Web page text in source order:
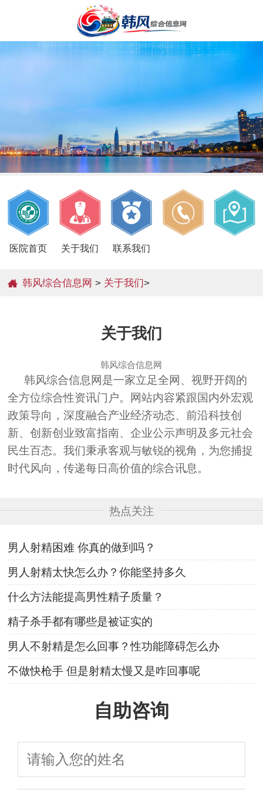
医院首页 关于我们 联系我们
韩风综合信息网 > 关于我们>
关于我们
韩风综合信息网
韩风综合信息网是一家立足全网、视野开阔的
全方位综合性资讯门户。网站内容紧跟国内外宏观
政策导向，深度融合产业经济动态、前沿科技创
新、创新创业致富指南、企业公示声明及多元社会
民生百态。我们秉承客观与敏锐的视角，为您捕捉
时代风向，传递每日高价值的综合讯息。
热点关注
男人射精困难 你真的做到吗？
男人射精太快怎么办？你能坚持多久
什么方法能提高男性精子质量？
精子杀手都有哪些是被证实的
男人不射精是怎么回事？性功能障碍怎么办
不做快枪手 但是射精太慢又是咋回事呢
自助咨询